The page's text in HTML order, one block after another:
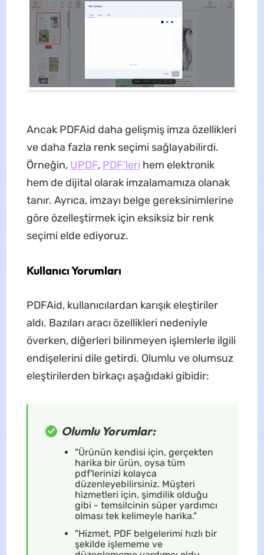
Ancak PDFAid daha gelişmiş imza özellikleri
ve daha fazla renk seçimi sağlayabilirdi.
Örneğin, UPDF, PDF'leri hem elektronik
hem de dijital olarak imzalamamıza olanak
tanır. Ayrıca, imzayı belge gereksinimlerine
göre özelleştirmek için eksiksiz bir renk
seçimi elde ediyoruz.
Kullanıcı Yorumları
PDFAid, kullanıcılardan karışık eleştiriler
aldı. Bazıları aracı özellikleri nedeniyle
överken, diğerleri bilinmeyen işlemlerle ilgili
endişelerini dile getirdi. Olumlu ve olumsuz
eleştirilerden birkaçı aşağıdaki gibidir:
Olumlu Yorumlar:
"Ürünün kendisi için, gerçekten
harika bir ürün, oysa tüm
pdf'lerinizi kolayca
düzenleyebilirsiniz. Müşteri
hizmetleri için, şimdilik olduğu
gibi - temsilcinin süper yardımcı
olması tek kelimeyle harika."
"Hizmet, PDF belgelerimi hızlı bir
şekilde işlememe ve